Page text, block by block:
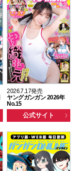
2026.7.17発売
ヤングガンガン 2026年
No.15
公式サイト